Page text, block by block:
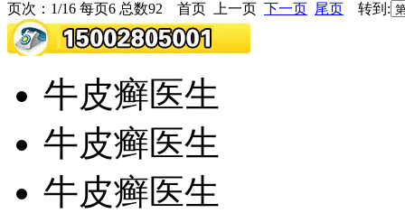
页次：1/16 每页6 总数92 首页 上一页 下一页 尾页 转到:
牛皮癣医生
牛皮癣医生
牛皮癣医生